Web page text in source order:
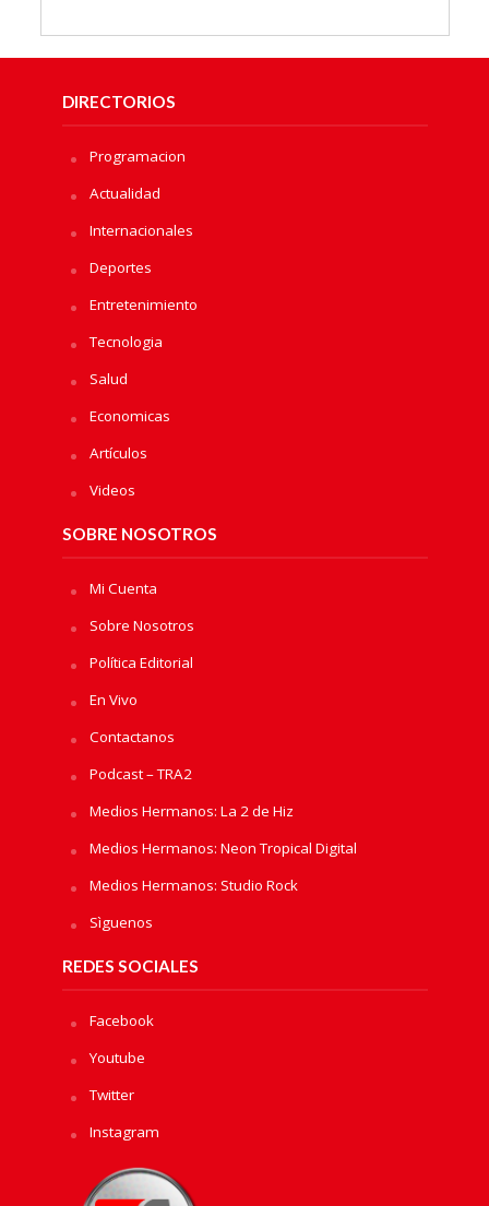
DIRECTORIOS
Programacion
Actualidad
Internacionales
Deportes
Entretenimiento
Tecnologia
Salud
Economicas
Artículos
Videos
SOBRE NOSOTROS
Mi Cuenta
Sobre Nosotros
Política Editorial
En Vivo
Contactanos
Podcast – TRA2
Medios Hermanos: La 2 de Hiz
Medios Hermanos: Neon Tropical Digital
Medios Hermanos: Studio Rock
Sìguenos
REDES SOCIALES
Facebook
Youtube
Twitter
Instagram